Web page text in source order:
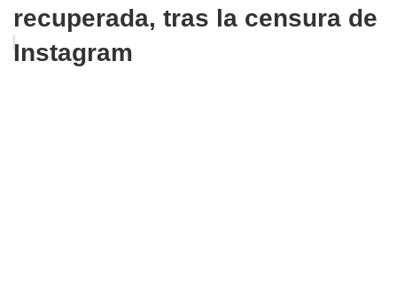
recuperada, tras la censura de
Instagram